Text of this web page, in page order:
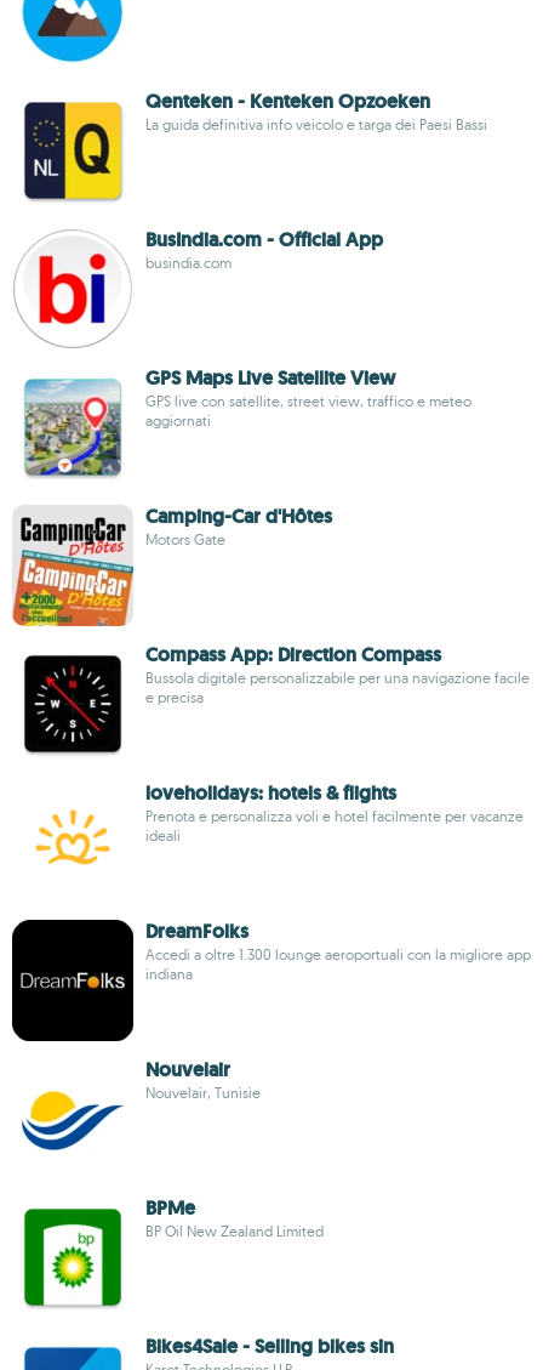
Qenteken - Kenteken Opzoeken
La guida definitiva info veicolo e targa dei Paesi Bassi
BusIndia.com - Official App
busindia.com
GPS Maps Live Satellite View
GPS live con satellite, street view, traffico e meteo
aggiornati
Camping-Car d'Hôtes
Motors Gate
Compass App: Direction Compass
Bussola digitale personalizzabile per una navigazione facile
e precisa
loveholidays: hotels & flights
Prenota e personalizza voli e hotel facilmente per vacanze
ideali
DreamFolks
Accedi a oltre 1.300 lounge aeroportuali con la migliore app
indiana
Nouvelair
Nouvelair, Tunisie
BPMe
BP Oil New Zealand Limited
Bikes4Sale - Selling bikes sin